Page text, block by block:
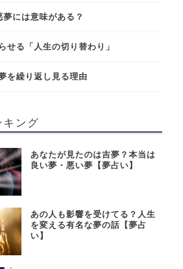
夢には意味がある？
せる「人生の切り替わり」
を繰り返し見る理由
キング
あなたが見たのは吉夢？本当は
良い夢・悪い夢【夢占い】
あの人も影響を受けてる？人生
を変える有名な夢の話【夢占
い】